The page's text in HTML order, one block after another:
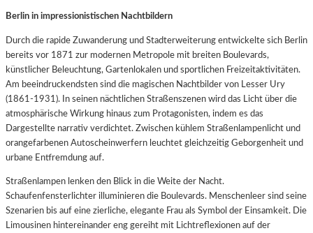
Berlin in impressionistischen Nachtbildern
Durch die rapide Zuwanderung und Stadterweiterung entwickelte sich Berlin
bereits vor 1871 zur modernen Metropole mit breiten Boulevards,
künstlicher Beleuchtung, Gartenlokalen und sportlichen Freizeitaktivitäten.
Am beeindruckendsten sind die magischen Nachtbilder von Lesser Ury
(1861-1931). In seinen nächtlichen Straßenszenen wird das Licht über die
atmosphärische Wirkung hinaus zum Protagonisten, indem es das
Dargestellte narrativ verdichtet. Zwischen kühlem Straßenlampenlicht und
orangefarbenen Autoscheinwerfern leuchtet gleichzeitig Geborgenheit und
urbane Entfremdung auf.
Straßenlampen lenken den Blick in die Weite der Nacht.
Schaufenfensterlichter illuminieren die Boulevards. Menschenleer sind seine
Szenarien bis auf eine zierliche, elegante Frau als Symbol der Einsamkeit. Die
Limousinen hintereinander eng gereiht mit Lichtreflexionen auf der